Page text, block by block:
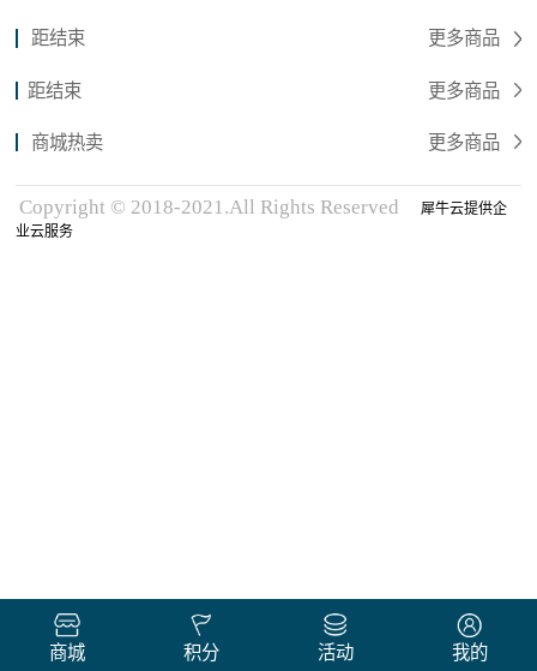
距结束 更多商品
距结束 更多商品
商城热卖 更多商品
Copyright © 2018-2021.All Rights Reserved
犀牛云提供企
业云服务
商城 积分 活动 我的